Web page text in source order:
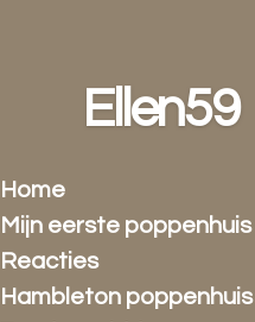
Ellen59
Home
Mijn eerste poppenhuis
Reacties
Hambleton poppenhuis